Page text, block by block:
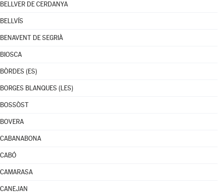
BELLVER DE CERDANYA
BELLVÍS
BENAVENT DE SEGRIÀ
BIOSCA
BÒRDES (ES)
BORGES BLANQUES (LES)
BOSSÒST
BOVERA
CABANABONA
CABÓ
CAMARASA
CANEJAN